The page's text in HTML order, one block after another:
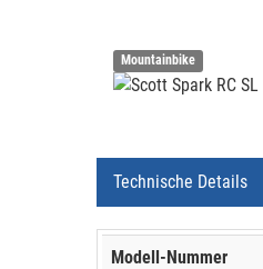
Mountainbike
Technische Details
Modell-Nummer